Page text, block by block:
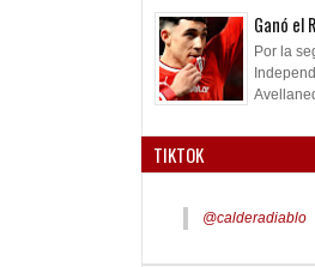
Ganó el
Por la
TIKTOK
@calderadiablo